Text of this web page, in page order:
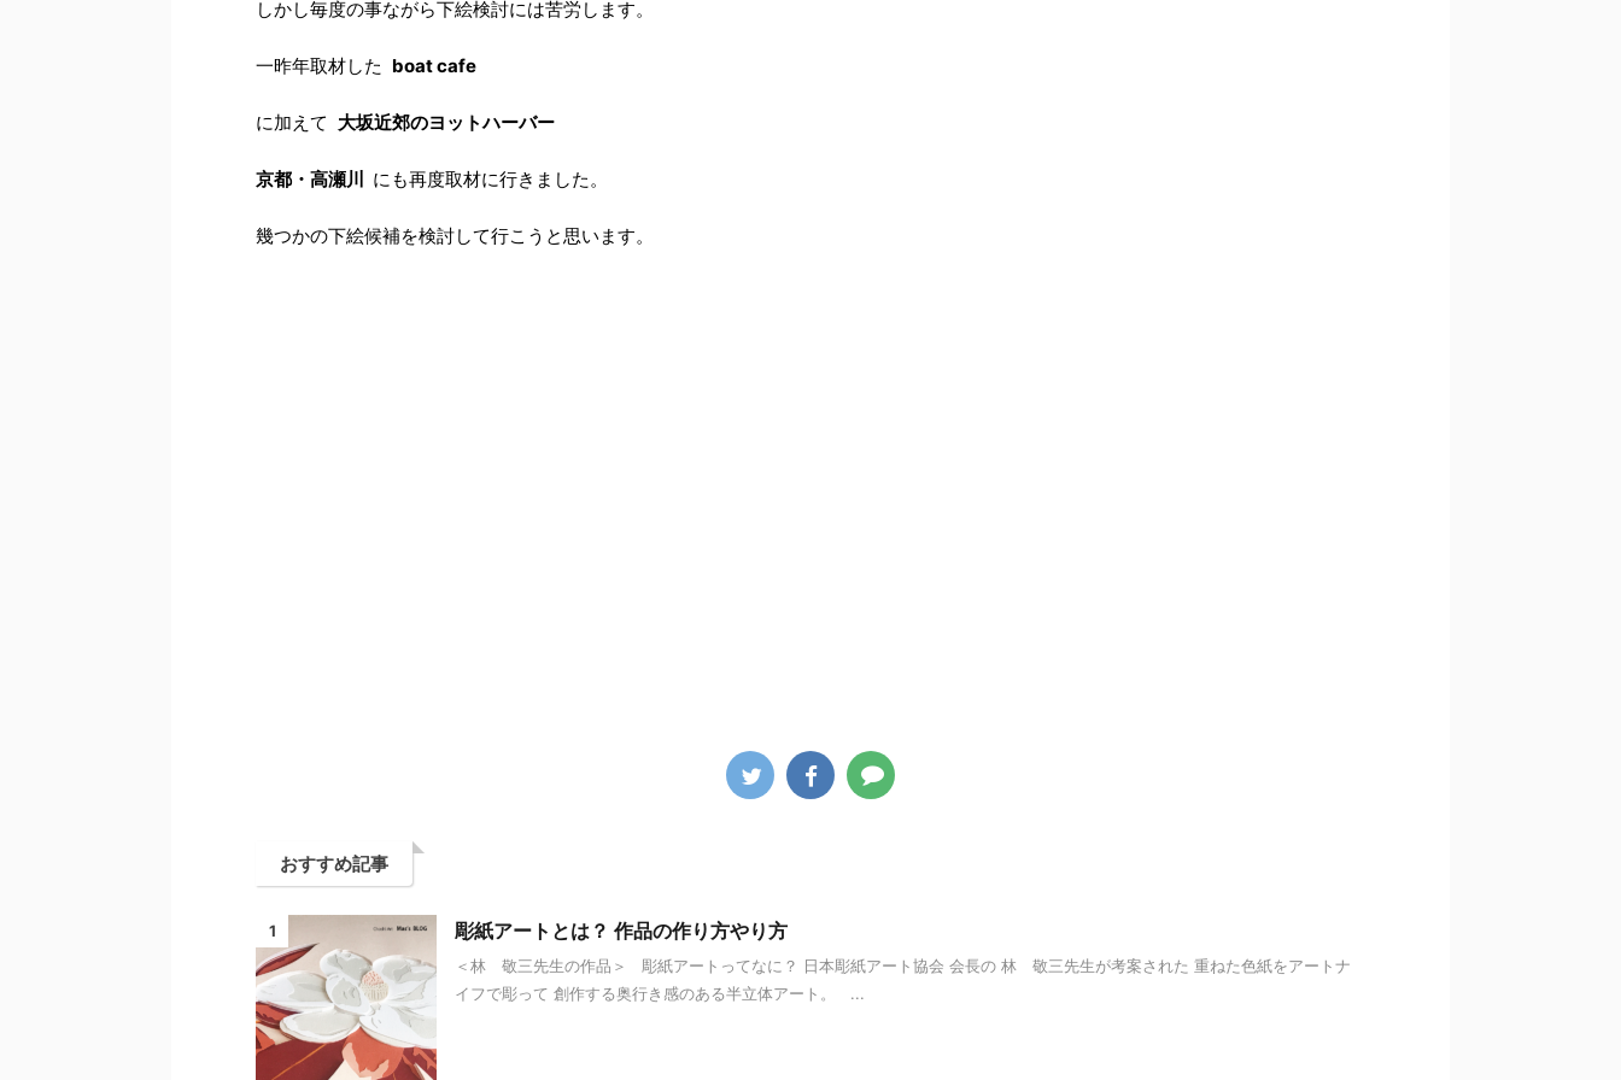
しかし毎度の事ながら下絵検討には苦労します。
一昨年取材した boat cafe
に加えて 大坂近郊のヨットハーバー
京都・高瀬川 にも再度取材に行きました。
幾つかの下絵候補を検討して行こうと思います。
おすすめ記事
1 彫紙アートとは？ 作品の作り方やり方
＜林 敬三先生の作品＞ 彫紙アートってなに？ 日本彫紙アート協会 会長の 林 敬三先生が考案された 重ねた色紙をアートナ
イフで彫って 創作する奥行き感のある半立体アート。 ...